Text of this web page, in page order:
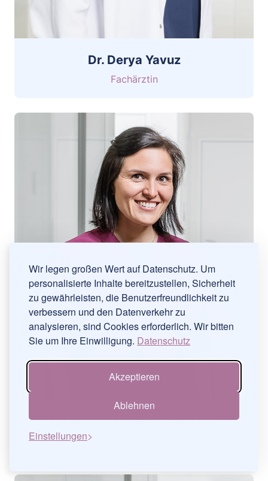
Wir legen großen Wert auf Datenschutz. Um
personalisierte Inhalte bereitzustellen, Sicherheit
zu gewährleisten, die Benutzerfreundlichkeit zu
verbessern und den Datenverkehr zu
analysieren, sind Cookies erforderlich. Wir bitten
Sie um Ihre Einwilligung. Datenschutz
Akzeptieren
Ablehnen
Einstellungen
Dr. Derya Yavuz
Fachärztin
Dr. Franziska Hagen-Fischer
CV